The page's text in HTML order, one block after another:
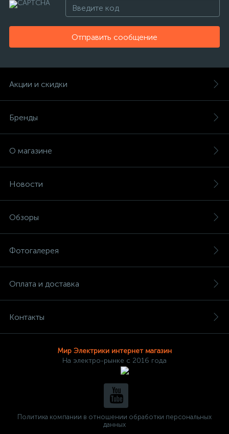
Отправить сообщение
Акции и скидки
Бренды
О магазине
Новости
Обзоры
Фотогалерея
Оплата и доставка
Контакты
Мир Электрики интернет магазин
На электро-рынке с 2016 года
Политика компании в отношении обработки персональных
данных